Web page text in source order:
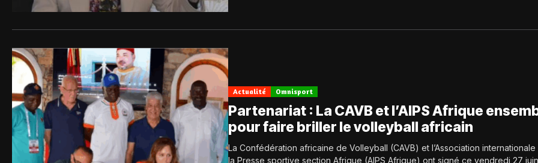
Actualité Omnisport
Partenariat : La CAVB et l’AIPS Afrique
pour faire briller le volleyball africain
La Confédération africaine de Volleyball (CAVB) et l’Association
la Presse sportive section Afrique (AIPS Afrique) ont signé ce vendredi 27